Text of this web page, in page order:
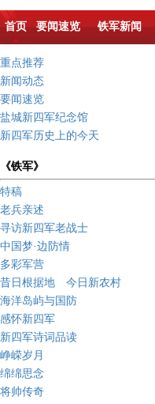
首页 要闻速览 铁军新闻
重点推荐
新闻动态
要闻速览
盐城新四军纪念馆
新四军历史上的今天
《铁军》
特稿
老兵亲述
寻访新四军老战士
中国梦·边防情
多彩军营
昔日根据地 今日新农村
海洋岛屿与国防
感怀新四军
新四军诗词品读
峥嵘岁月
绵绵思念
将帅传奇